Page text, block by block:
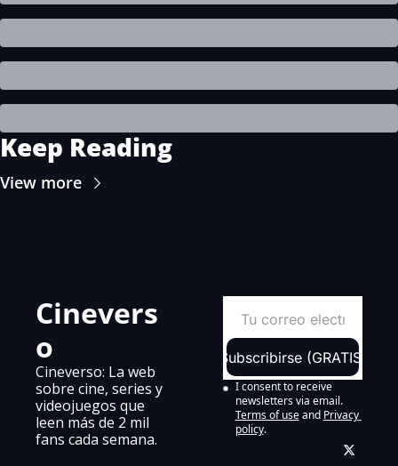
Keep Reading
View more
Cinevers
o
Cineverso: La web
sobre cine, series y
videojuegos que
leen más de 2 mil
fans cada semana.
Subscribirse (GRATIS)
I consent to receive
newsletters via email.
Terms of use and Privacy
policy.